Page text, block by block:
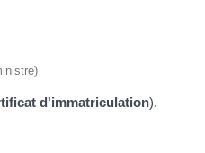
d'immatriculation).